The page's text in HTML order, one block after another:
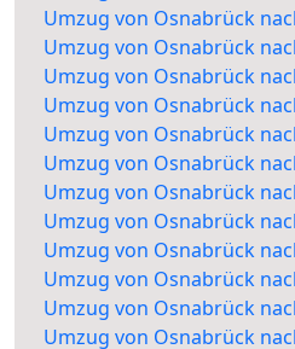
Umzug von Osnabrück
Umzug von Osnabrück
Umzug von Osnabrück
Umzug von Osnabrück
Umzug von Osnabrück
Umzug von Osnabrück
Umzug von Osnabrück
Umzug von Osnabrück
Umzug von Osnabrück
Umzug von Osnabrück
Umzug von Osnabrück
Umzug von Osnabrück